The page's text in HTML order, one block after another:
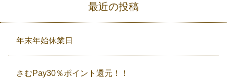
最近の投稿
年末年始休業日
さむPay30％ポイント還元！！